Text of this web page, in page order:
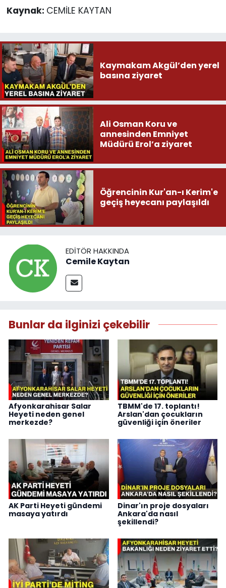
Kaynak: CEMİLE KAYTAN
Kaymakam Akgül’den yerel
basına ziyaret
Ali Osman Koru ve
annesinden Emniyet
Müdürü Erol’a ziyaret
Öğrencinin Kur'an-ı Kerim'e
geçiş heyecanı paylaşıldı
EDITÖR HAKKINDA
Cemile Kaytan
Bunlar da ilginizi çekebilir
Afyonkarahisar Salar
Heyeti neden genel
merkezde?
TBMM'de 17. toplantı!
Arslan'dan çocukların
güvenliği için öneriler
AK Parti Heyeti gündemi
masaya yatırdı
Dinar'ın proje dosyaları
Ankara'da nasıl
şekillendi?